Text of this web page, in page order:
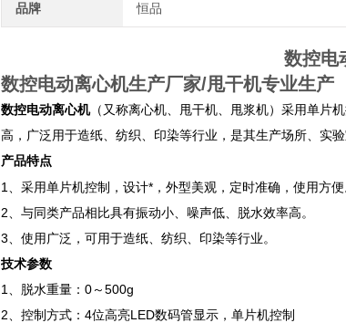
品牌 恒品
数控电
数控电动离心机生产厂家/甩干机专业生产
数控电动离心机（又称离心机、甩干机、甩浆机） 采用单片
高，广泛用于造纸、纺织、印染等行业，是其生产场所、实
产品特点
1、采用单片机控制，设计*，外型美观，定时准确，使用方便
2、与同类产品相比具有振动小、噪声低、脱水效率高。
3、使用广泛，可用于造纸、纺织、印染等行业。
技术参数
1、脱水重量：0～500g
2、控制方式：4位高亮LED数码管显示，单片机控制